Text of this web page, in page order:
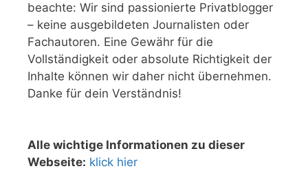
beachte: Wir sind passionierte Privatblogger
– keine ausgebildeten Journalisten oder
Fachautoren. Eine Gewähr für die
Vollständigkeit oder absolute Richtigkeit der
Inhalte können wir daher nicht übernehmen.
Danke für dein Verständnis!
Alle wichtige Informationen zu dieser
Webseite: klick hier